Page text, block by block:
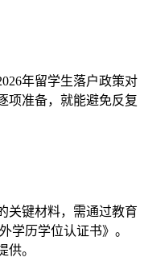
年留学生落户政策对
项准备，就能避免反复
关键材料，需通过教育
学历学位认证书》。
供。